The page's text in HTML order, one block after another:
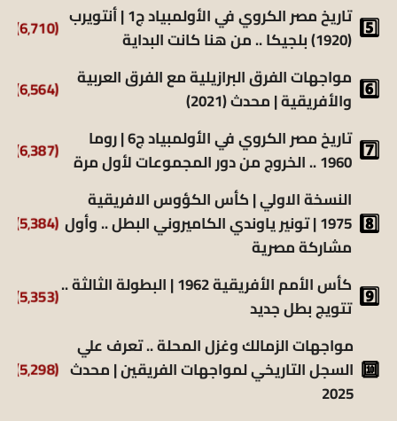
تاريخ مصر الكروي في الأولمبياد ج1 | أنتويرب
(1920) بلجيكا .. من هنا كانت البداية
(6٬710)
مواجهات الفرق البرازيلية مع الفرق العربية
والأفريقية | محدث (2021)
(6٬564)
تاريخ مصر الكروي في الأولمبياد ج6 | روما
1960 .. الخروج من دور المجموعات لأول مرة
(6٬387)
النسخة الاولي | كأس الكؤوس الافريقية
1975 | تونير ياوندي الكاميروني البطل .. وأول
مشاركة مصرية
(5٬384)
كأس الأمم الأفريقية 1962 | البطولة الثالثة ..
تتويج بطل جديد
(5٬353)
مواجهات الزمالك وغزل المحلة .. تعرف علي
السجل التاريخي لمواجهات الفريقين | محدث
2025
(5٬298)